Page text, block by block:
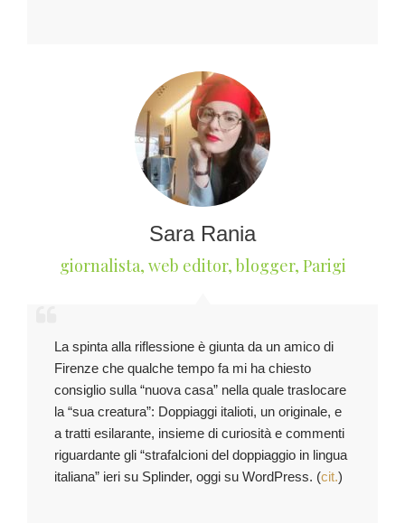
Sara Rania
giornalista, web editor, blogger, Parigi
La spinta alla riflessione è giunta da un amico di
Firenze che qualche tempo fa mi ha chiesto
consiglio sulla “nuova casa” nella quale traslocare
la “sua creatura”: Doppiaggi italioti, un originale, e
a tratti esilarante, insieme di curiosità e commenti
riguardante gli “strafalcioni del doppiaggio in lingua
italiana” ieri su Splinder, oggi su WordPress. (cit.)